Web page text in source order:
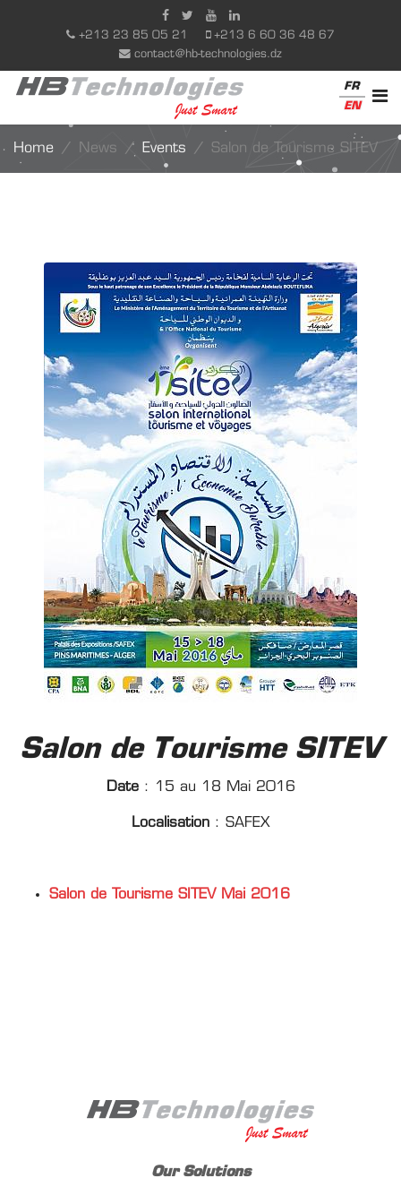
+213 23 85 05 21
+213 6 60 36 48 67
contact@hb-technologies.dz
FR
EN
Home News Events Salon de Tourisme SITEV
Salon de Tourisme SITEV
Date: 15 au 18 Mai 2016
Localisation : SAFEX
Salon de Tourisme SITEV Mai 2016
Our Solutions